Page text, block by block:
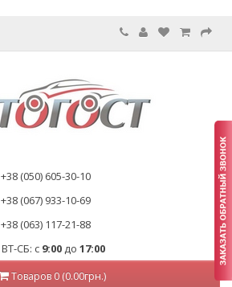
+38 (050) 605-30-10
+38 (067) 933-10-69
+38 (063) 117-21-88
ВТ-СБ: с 9:00 до 17:00
Товаров 0 (0.00грн.)